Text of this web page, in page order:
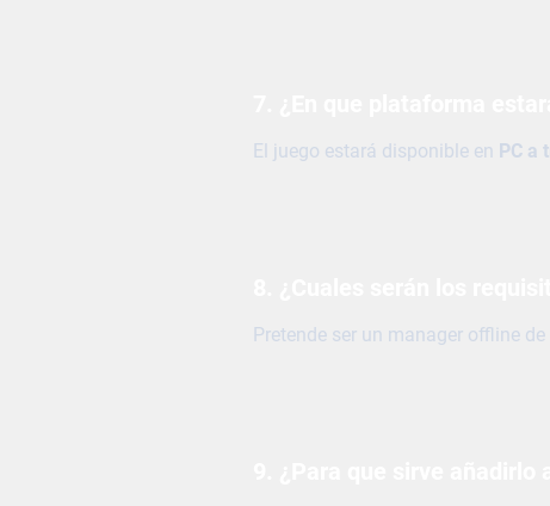
El juego estará disponible en PC a
Pretende ser un manager offline